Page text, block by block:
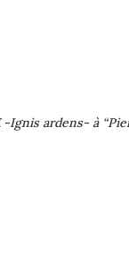
-Ignis ardens- à